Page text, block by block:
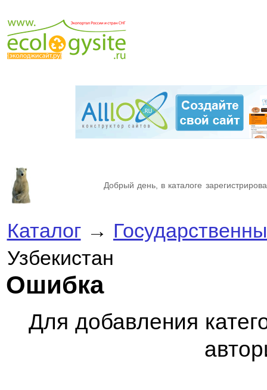
Добрый день, в каталоге
Каталог→
Узбекистан
Ошибка
Для добавления